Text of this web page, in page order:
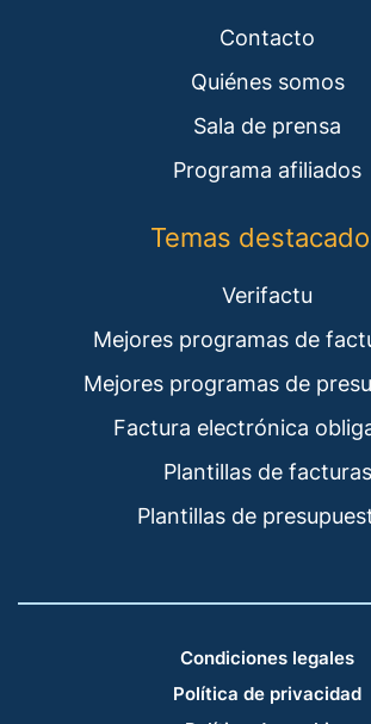
Contacto
Quiénes somos
Sala de prensa
Programa afiliados
Temas
Verifactu
Mejores programas de
Mejores programas de
Factura electrónica
Plantillas de facturas
Plantillas de
Condiciones legales
Política de privacidad